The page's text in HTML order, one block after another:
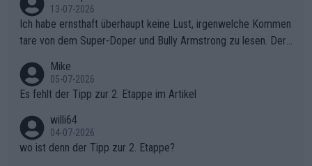
sers Einbruch: Erst als Reusser komplett einbrach, übernahm V
ollering die Initiative.Zu spätes Erwachen: Zu diesem Zeitpunkt
war das Loch zu Niewiadoma bereits zu groß, um es im Allein
en.Teurer Sekundenpoker: Die Quittung sind nun 15 Sekunden
Rückstand im Gesamtklassement – ein Polster, das Niewiado
gibt. Diese Etappe wird sicher als der psychologische Wendep
unkt dieser Tour in die Geschichte eingehen. Wenn man bei so
einem harten Aufstieg einmal den Moment verpasst und der K
13-07-2026
Ich habe ernsthaft überhaupt keine Lust, irgenwelche Kommen
tare von dem Super-Doper und Bully Armstrong zu lesen. Der
r die gehört nicht in dieses Medium!
Mike
05-07-2026
Es fehlt der Tipp zur 2. Etappe im Artikel
willi64
04-07-2026
wo ist denn der Tipp zur 2. Etappe?